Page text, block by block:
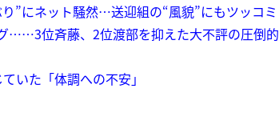
”にネット騒然…送迎組の“風貌”にもツッコミ
……3位斉藤、2位渡部を抑えた大不評の圧倒的
いた「体調への不安」